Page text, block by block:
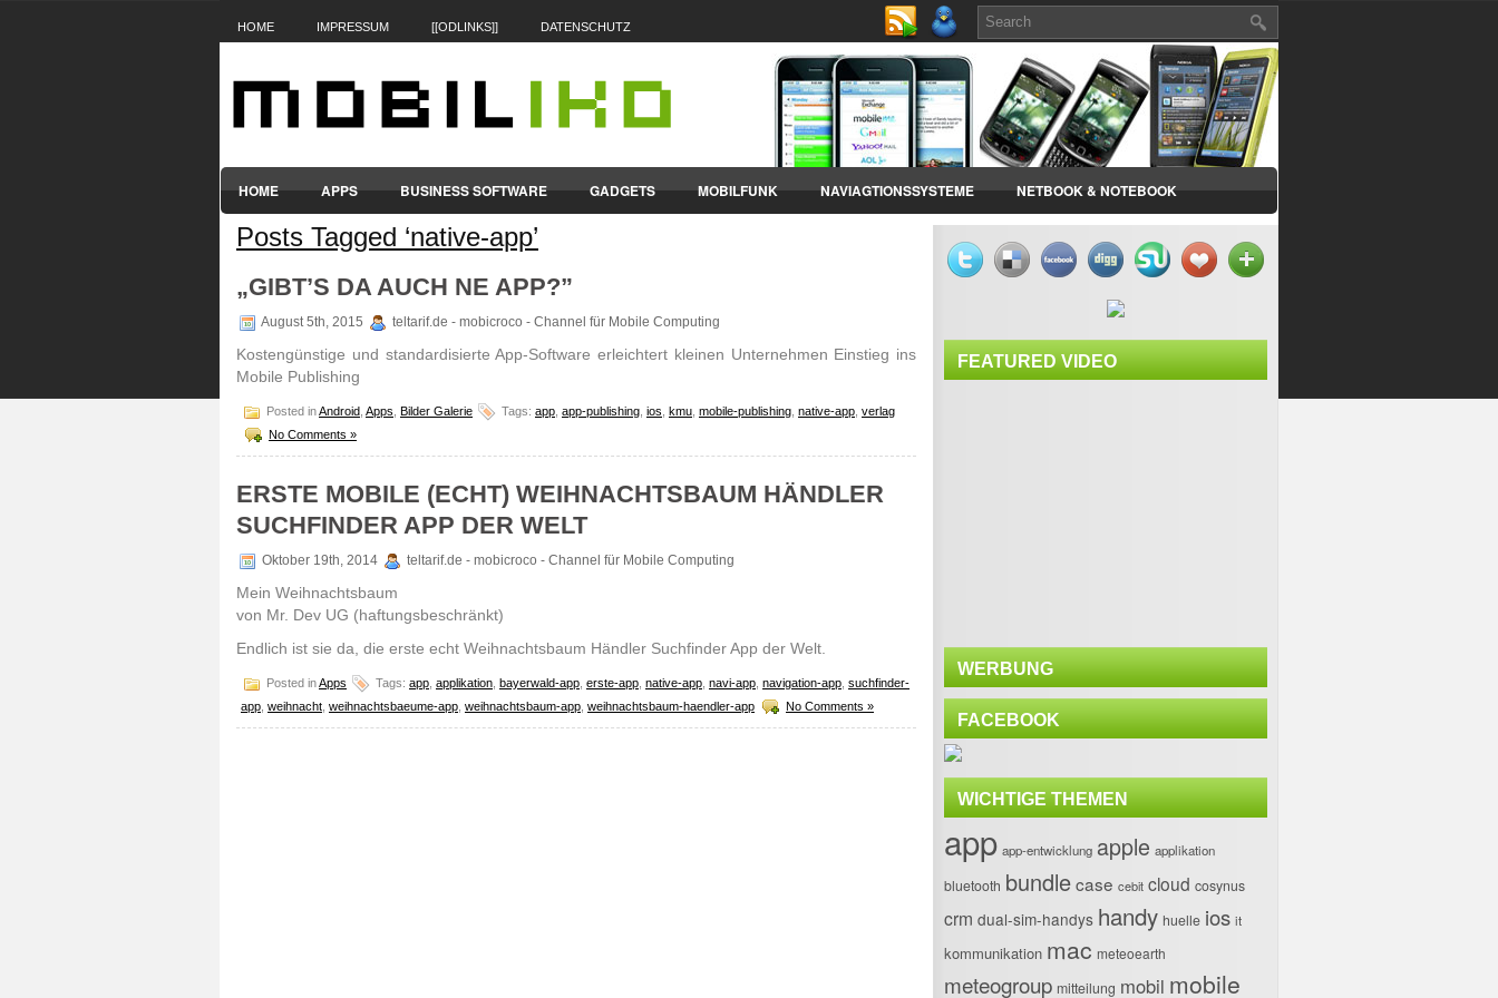
HOME IMPRESSUM [[ODLINKS]] DATENSCHUTZ
HOME APPS BUSINESS SOFTWARE GADGETS MOBILFUNK NAVIAGTIONSSYSTEME NETBOOK & NOTEBOOK
SMARTPHONES & HANDYS TABLET-PCS
Posts Tagged ‘native-app’
„GIBT’S DA AUCH NE APP?”
August 5th, 2015 teltarif.de - mobicroco - Channel für Mobile Computing
Kostengünstige und standardisierte App-Software erleichtert kleinen Unternehmen Einstieg ins
Mobile Publishing
Posted inAndroid Apps Bilder Galerie Tags: app app-publishing ios kmu mobile-publishing native-app verlag
No Comments »
ERSTE MOBILE (ECHT) WEIHNACHTSBAUM HÄNDLER
SUCHFINDER APP DER WELT
Oktober 19th, 2014 teltarif.de - mobicroco - Channel für Mobile Computing
Mein Weihnachtsbaum
von Mr. Dev UG (haftungsbeschränkt)
Endlich ist sie da, die erste echt Weihnachtsbaum Händler Suchfinder App der Welt.
Posted inApps Tags: app applikation bayerwald-app erste-app native-app navi-app navigation-app suchfinder-
app weihnacht weihnachtsbaeume-app weihnachtsbaum-app weihnachtsbaum-haendler-app No Comments »
FEATURED VIDEO
WERBUNG
FACEBOOK
WICHTIGE THEMEN
app app-entwicklung apple applikation
bluetooth bundlecase cebit cloud cosynus
crm dual-sim-handys handy huelle ios it
kommunikation mac meteoearth
meteogroup mitteilung mobil mobile